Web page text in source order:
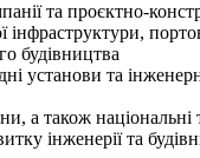
та проєктно-
інфраструктури,
будівництва
установи та
а також національні
інженерії та